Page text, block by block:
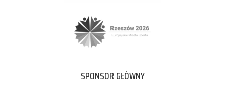
SPONSOR GŁÓWNY